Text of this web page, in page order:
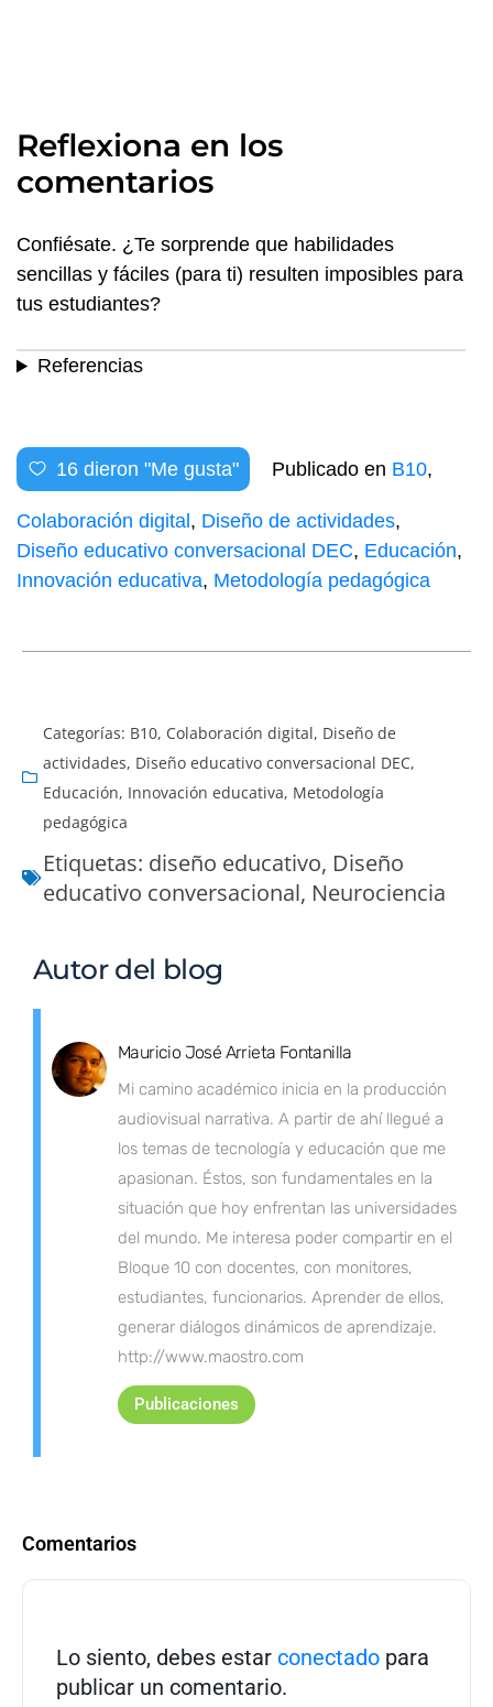
Reflexiona en los
comentarios
Confiésate. ¿Te sorprende que habilidades
sencillas y fáciles (para ti) resulten imposibles para
tus estudiantes?
Referencias
16 dieron "Me gusta" Publicado en B10,
Colaboración digital , Diseño de actividades,
Diseño educativo conversacional DEC, Educación,
Innovación educativa, Metodología pedagógica
Categorías: B10, Colaboración digital, Diseño de
actividades, Diseño educativo conversacional DEC,
Educación, Innovación educativa, Metodología
pedagógica
Etiquetas: diseño educativo, Diseño
educativo conversacional, Neurociencia
Autor del blog
Mauricio José Arrieta Fontanilla
Mi camino académico inicia en la producción
audiovisual narrativa. A partir de ahí llegué a
los temas de tecnología y educación que me
apasionan. Éstos, son fundamentales en la
situación que hoy enfrentan las universidades
del mundo. Me interesa poder compartir en el
Bloque 10 con docentes, con monitores,
estudiantes, funcionarios. Aprender de ellos,
generar diálogos dinámicos de aprendizaje.
http://www.maostro.com
Publicaciones
Comentarios
Lo siento, debes estar conectado para
publicar un comentario.